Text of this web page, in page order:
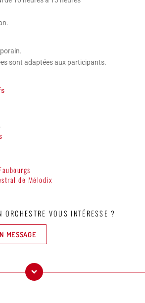
sont adaptées aux participants.
de Mélodix
ORCHESTRE VOUS INTÉRESSE ?
MESSAGE